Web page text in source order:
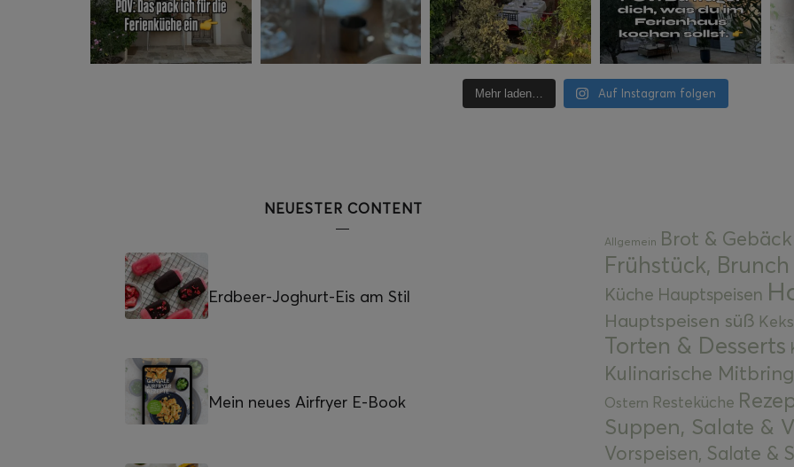
Mehr laden… Auf Instagram folgen
NEUESTER CONTENT
Erdbeer-Joghurt-Eis am Stil
Mein neues Airfryer E-Book
Allgemein Brot & Gebäck
Frühstück,
Küche Hauptspeisen
Hauptspeisen süß
Torten & Desserts
Kulinarische
Ostern Resteküche
Suppen, Salate &
Vorspeisen, Salate &